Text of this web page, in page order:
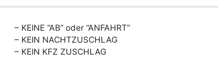
– KEINE “AB” oder “ANFAHRT”
– KEIN NACHTZUSCHLAG
– KEIN KFZ ZUSCHLAG